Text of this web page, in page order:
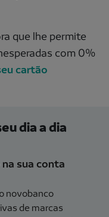
que lhe permite
com 0%
cartão
dia a dia
sua conta
novobanco
de marcas